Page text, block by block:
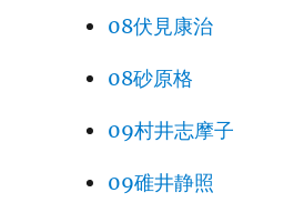
08伏見康治
08砂原格
09村井志摩子
09碓井静照